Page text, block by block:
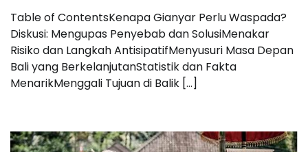
Table of ContentsKenapa Gianyar Perlu Waspada?
Diskusi: Mengupas Penyebab dan SolusiMenakar
Risiko dan Langkah AntisipatifMenyusuri Masa Depan
Bali yang BerkelanjutanStatistik dan Fakta
MenarikMenggali Tujuan di Balik […]